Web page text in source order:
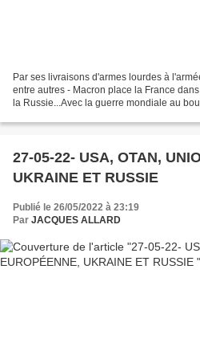
Par ses livraisons d'armes lourdes à
entre autres - Macron place la France
la Russie...Avec la guerre mondiale au
27-05-22- USA, OTAN,
UKRAINE ET RUSSIE
Publié le 26/05/2022 à 23:19
Par JACQUES ALLARD